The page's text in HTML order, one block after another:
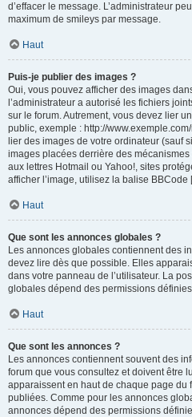
d’effacer le message. L’administrateur
maximum de smileys par message.
Haut
Puis-je publier des images ?
Oui, vous pouvez afficher des images
l’administrateur a autorisé les fichiers
sur le forum. Autrement, vous devez lier
public, exemple : http://
lier des images de votre ordinateur (sauf
images placées derrière des
aux lettres Hotmail ou Yahoo!, sites
afficher l’image, utilisez la balise BBCode
Haut
Que sont les annonces globales ?
Les annonces globales contiennent des
devez lire dès que possible. Elles
dans votre panneau de l’utilisateur. La
globales dépend des permissions
Haut
Que sont les annonces ?
Les annonces contiennent souvent des
forum que vous consultez et doivent être
apparaissent en haut de chaque page du
publiées. Comme pour les annonces
annonces dépend des permissions